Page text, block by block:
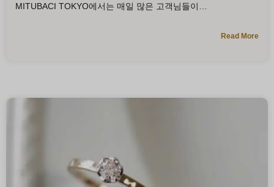
MITUBACI TOKYO에서는 매일 많은 고객님들이
Read More